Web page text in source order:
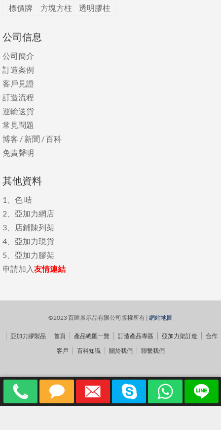
標價牌
方塊方柱 透明膠柱
公司信息
公司簡介
訂造案例
客戶見證
訂造流程
運輸送貨
常見問題
博客 / 新聞 /百科
免責聲明
其他資料
1、 色 咭
2、 亞加力網店
3、
店鋪陳列架
4、 亞加力現貨
5、 亞加力膠架
申請加入 友情連結
©2023 百匯展示品有限公司版權所有 | 網站地圖
亞加力膠製品 首頁 產品總匯一覽 訂造產品專區 亞加力架訂造
合作
客戶
百科知識 關於我們 聯繫我們